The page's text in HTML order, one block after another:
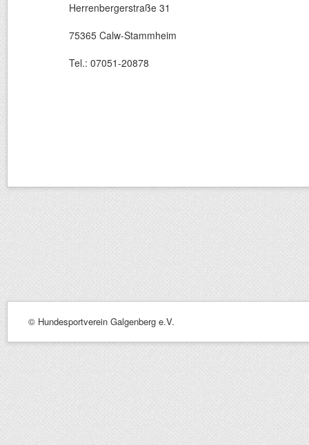
Herrenbergerstraße 31
75365 Calw-Stammheim
Tel.: 07051-20878
© Hundesportverein Galgenberg e.V.